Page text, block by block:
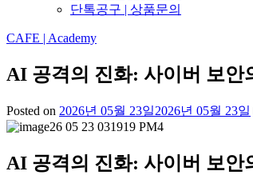
단톡공구 | 상품문의
CAFE | Academy
AI 공격의 진화: 사이버 보안
Posted on 2026년 05월 23일2026년 05월 23일
AI 공격의 진화: 사이버 보안